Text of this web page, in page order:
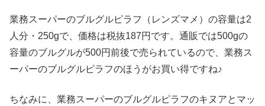
業務スーパーのブルグルピラフ（レンズマメ）の容量は2
人分・250gで、価格は税抜187円です。通販では500gの
容量のブルグルが500円前後で売られているので、業務ス
ーパーのブルグルピラフのほうがお買い得ですね♪
ちなみに、業務スーパーのブルグルピラフのキヌアとマッ